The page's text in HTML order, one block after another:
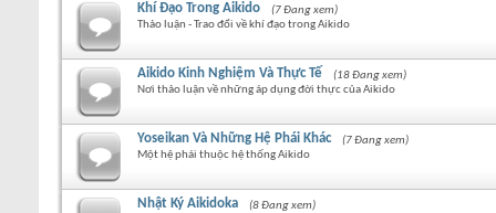
Khí Đạo Trong Aikido
(7 Đang xem)
Thảo luận - Trao đổi về khí đạo trong Aikido
Aikido Kinh Nghiệm Và Thực Tế
(18 Đang xem)
Nơi thảo luận về những áp dụng đời thực của Aikido
Yoseikan Và Những Hệ Phái Khác
(7 Đang xem)
Một hệ phái thuộc hệ thống Aikido
Nhật Ký Aikidoka
(8 Đang xem)